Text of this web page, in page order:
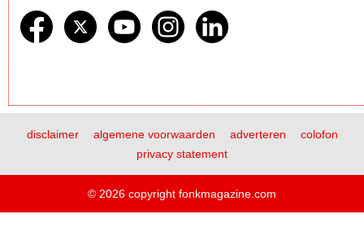
disclaimer algemene voorwaarden adverteren
colofon
privacy statement
© 2026 copyright fonkmagazine.com